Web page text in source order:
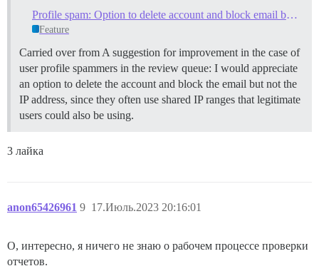
Profile spam: Option to delete account and block email but not the IP address
Feature
Carried over from A suggestion for improvement in the case of
user profile spammers in the review queue: I would appreciate
an option to delete the account and block the email but not the
IP address, since they often use shared IP ranges that legitimate
users could also be using.
3 лайка
anon65426961 17.Июль.2023 20:16:01
9
О, интересно, я ничего не знаю о рабочем процессе проверки
отчетов.